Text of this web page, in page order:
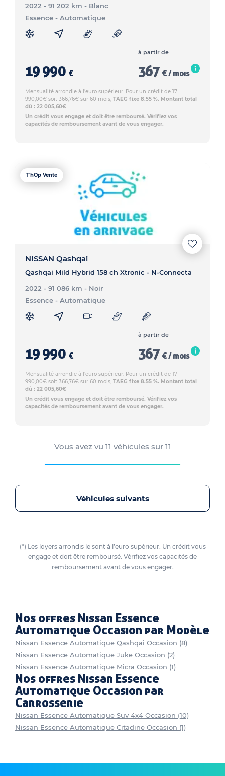
2022 - 91 202 km - Blanc
Essence - Automatique
19 990 €
à partir de
367 € / mois
Mensualité arrondie à l'euro supérieur. Pour un crédit de 17
990,00€ soit 366,76€ sur 60 mois, TAEG fixe 8.55 %. Montant total
dû : 22 005,60€
Un crédit vous engage et doit être remboursé. Vérifiez vos
capacités de remboursement avant de vous engager.
T'hOp Vente
NISSAN Qashqai
Qashqai Mild Hybrid 158 ch Xtronic - N-Connecta
2022 - 91 086 km - Noir
Essence - Automatique
19 990 €
à partir de
367 € / mois
Mensualité arrondie à l'euro supérieur. Pour un crédit de 17
990,00€ soit 366,76€ sur 60 mois, TAEG fixe 8.55 %. Montant total
dû : 22 005,60€
Un crédit vous engage et doit être remboursé. Vérifiez vos
capacités de remboursement avant de vous engager.
Vous avez vu 11 véhicules sur 11
Véhicules suivants
(*) Les loyers arrondis le sont à l’euro supérieur. Un crédit vous
engage et doit être remboursé. Vérifiez vos capacités de
remboursement avant de vous engager.
Nos offres Nissan Essence
Automatique Occasion par Modèle
Nissan Essence Automatique Qashqai Occasion (8)
Nissan Essence Automatique Juke Occasion (2)
Nissan Essence Automatique Micra Occasion (1)
Nos offres Nissan Essence
Automatique Occasion par
Carrosserie
Nissan Essence Automatique Suv 4x4 Occasion (10)
Nissan Essence Automatique Citadine Occasion (1)